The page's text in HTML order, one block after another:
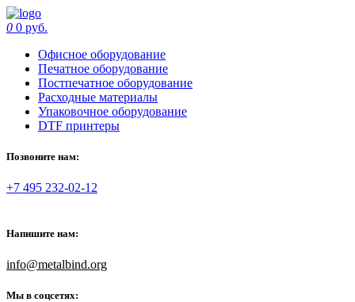
0 0 руб.
Офисное оборудование
Печатное оборудование
Постпечатное оборудование
Расходные материалы
Упаковочное оборудование
DTF принтеры
Позвоните нам:
+7 495 232-02-12
Напишите нам:
info@metalbind.org
Мы в соцсетях: